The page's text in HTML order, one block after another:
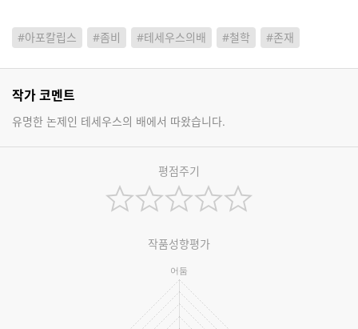
#아포칼립스 #좀비 #테세우스의배 #철학 #존재
작가 코멘트
유명한 논제인 테세우스의 배에서 따왔습니다.
평점주기
작품성향평가
어둠